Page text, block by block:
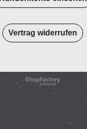
Vertrag widerrufen
WebShop erstellt mit
ShopFactory Shop